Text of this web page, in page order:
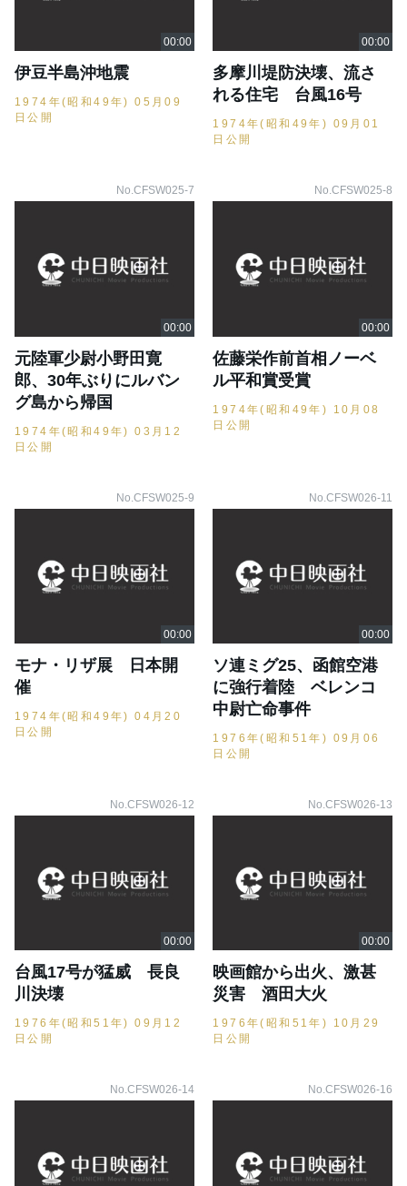
伊豆半島沖地震
1974年(昭和49年) 05月09
日公開
多摩川堤防決壊、流さ
れる住宅 台風16号
1974年(昭和49年) 09月01
日公開
No.CFSW025-7
元陸軍少尉小野田寛
郎、30年ぶりにルバン
グ島から帰国
1974年(昭和49年) 03月12
日公開
No.CFSW025-8
佐藤栄作前首相ノーベ
ル平和賞受賞
1974年(昭和49年) 10月08
日公開
No.CFSW025-9
モナ・リザ展 日本開
催
1974年(昭和49年) 04月20
日公開
No.CFSW026-11
ソ連ミグ25、函館空港
に強行着陸 ベレンコ
中尉亡命事件
1976年(昭和51年) 09月06
日公開
No.CFSW026-12
台風17号が猛威 長良
川決壊
1976年(昭和51年) 09月12
日公開
No.CFSW026-13
映画館から出火、激甚
災害 酒田大火
1976年(昭和51年) 10月29
日公開
No.CFSW026-14 No.CFSW026-16